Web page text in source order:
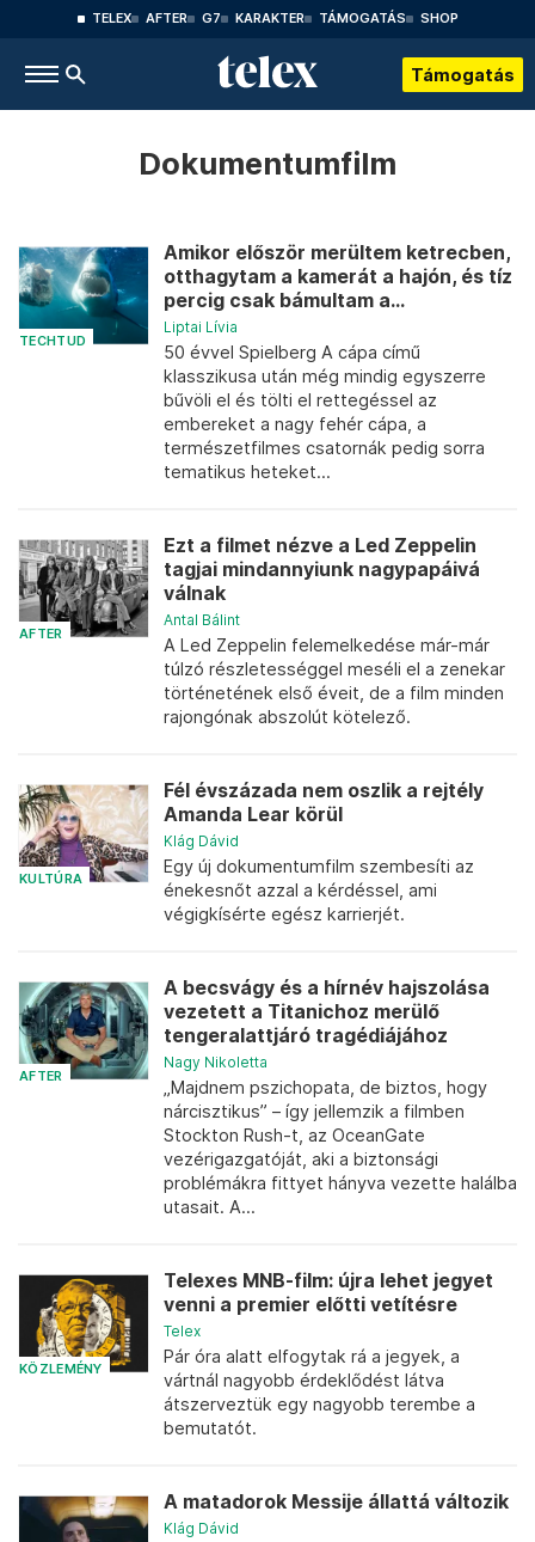
TELEX AFTER G7 KARAKTER TÁMOGATÁS SHOP
Támogatás
Dokumentumfilm
TECHTUD
Amikor először merültem ketrecben,
otthagytam a kamerát a hajón, és tíz
percig csak bámultam a...
Liptai Lívia
50 évvel Spielberg A cápa című
klasszikusa után még mindig egyszerre
bűvöli el és tölti el rettegéssel az
embereket a nagy fehér cápa, a
természetfilmes csatornák pedig sorra
tematikus heteket...
AFTER
Ezt a filmet nézve a Led Zeppelin
tagjai mindannyiunk nagypapáivá
válnak
Antal Bálint
A Led Zeppelin felemelkedése már-már
túlzó részletességgel meséli el a zenekar
történetének első éveit, de a film minden
rajongónak abszolút kötelező.
KULTÚRA
Fél évszázada nem oszlik a rejtély
Amanda Lear körül
Klág Dávid
Egy új dokumentumfilm szembesíti az
énekesnőt azzal a kérdéssel, ami
végigkísérte egész karrierjét.
AFTER
A becsvágy és a hírnév hajszolása
vezetett a Titanichoz merülő
tengeralattjáró tragédiájához
Nagy Nikoletta
„Majdnem pszichopata, de biztos, hogy
nárcisztikus” – így jellemzik a filmben
Stockton Rush-t, az OceanGate
vezérigazgatóját, aki a biztonsági
problémákra fittyet hányva vezette halálba
utasait. A...
KÖZLEMÉNY
Telexes MNB-film: újra lehet jegyet
venni a premier előtti vetítésre
Telex
Pár óra alatt elfogytak rá a jegyek, a
vártnál nagyobb érdeklődést látva
átszerveztük egy nagyobb terembe a
bemutatót.
A matadorok Messije állattá változik
Klág Dávid